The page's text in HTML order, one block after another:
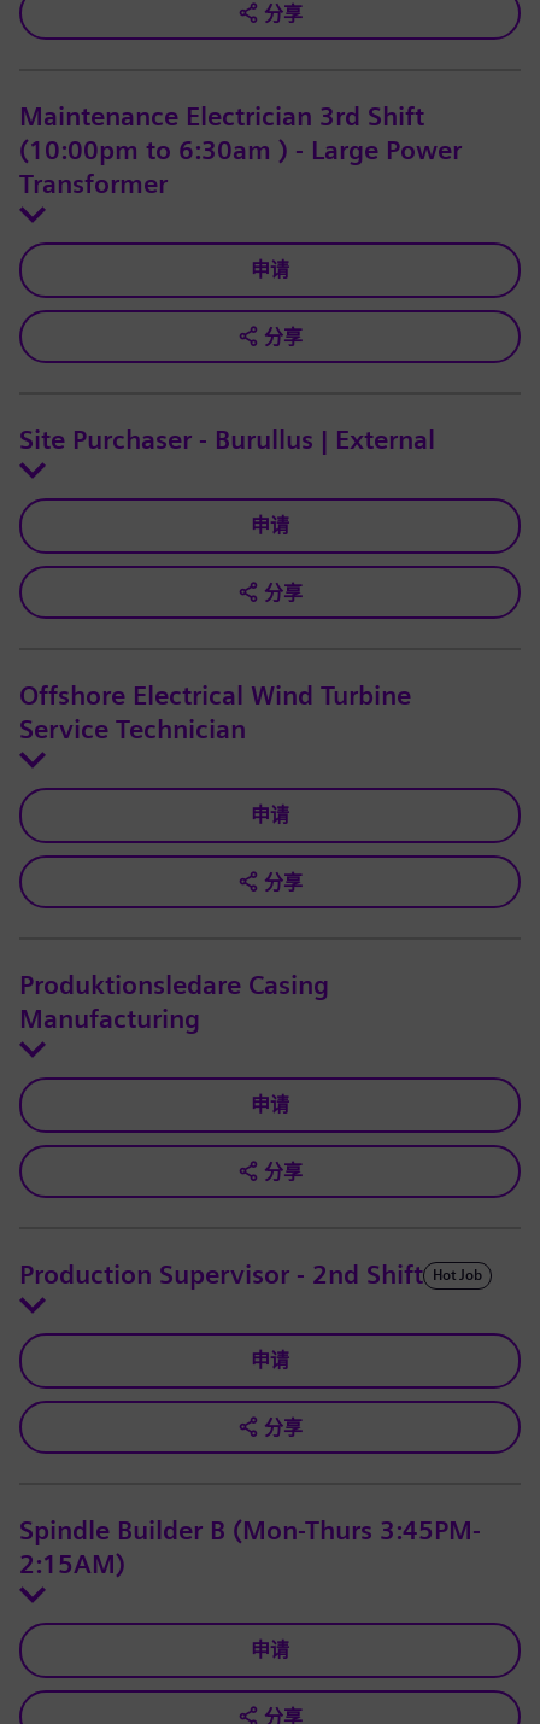
分享
Maintenance Electrician 3rd Shift
(10:00pm to 6:30am ) - Large Power
Transformer
申请
分享
Site Purchaser - Burullus | External
申请
分享
Offshore Electrical Wind Turbine
Service Technician
申请
分享
Produktionsledare Casing
Manufacturing
申请
分享
Production Supervisor - 2nd Shift Hot Job
申请
分享
Spindle Builder B (Mon-Thurs 3:45PM-
2:15AM)
申请
分享